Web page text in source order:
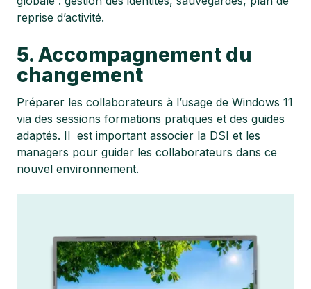
reprise d’activité.
5. Accompagnement du
changement
Préparer les collaborateurs à l’usage de Windows 11
via des sessions formations pratiques et des guides
adaptés. Il est important associer la DSI et les
managers pour guider les collaborateurs dans ce
nouvel environnement.